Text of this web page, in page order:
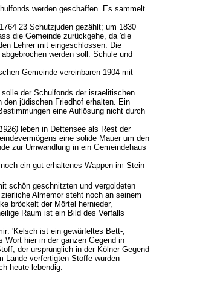
werden geschaffen. Es sammelt
23 Schutzjuden gezählt; um 1830
die Gemeinde zurückgehe, da 'die
Lehrer mit eingeschlossen. Die
werden soll. Schule und
Gemeinde vereinbaren 1904 mit
der Schulfonds der israelitischen
jüdischen Friedhof erhalten. Ein
eine Auflösung nicht durch
leben in Dettensee als Rest der
eine solide Mauer um den
zur Umwandlung in ein Gemeindehaus
ein gut erhaltenes Wappen im Stein
schön geschnitzten und vergoldeten
Almemor steht noch an seinem
bröckelt der Mörtel hernieder,
Raum ist ein Bild des Verfalls
'Kelsch ist ein gewürfeltes Bett-,
Wort hier in der ganzen Gegend in
der ursprünglich in der Kölner Gegend
Lande verfertigten Stoffe wurden
heute lebendig.